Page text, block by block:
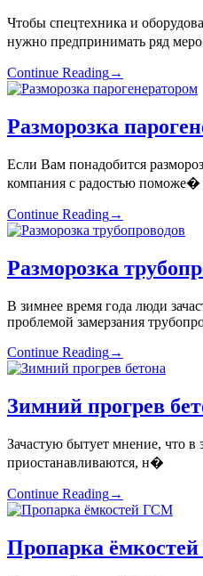
Чтобы спецтехника и
нужно предпринимать ряд
Continue Reading→
Разморозка
Если Вам понадобится
компания с радостью поможе�
Continue Reading→
Разморозка
В зимнее время года люди
проблемой замерзания
Continue Reading→
Зимний прогрев
Зачастую бытует мнение, что в
приостанавливаются, н�
Continue Reading→
Пропарка